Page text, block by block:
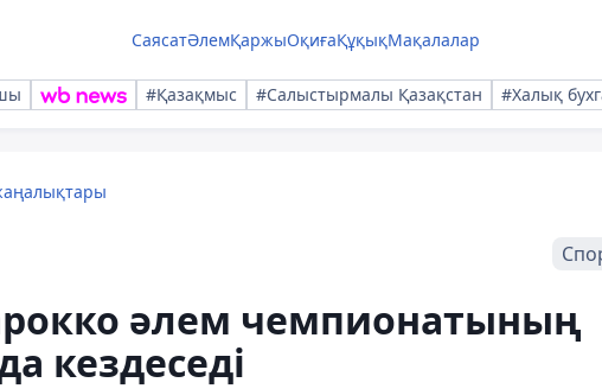
СаясатӘлемҚаржыОқиғаҚұқықМақалалар
#Қазақмыс #Салыстырмалы Қазақстан #Халық
әлем чемпионатының
кездеседі